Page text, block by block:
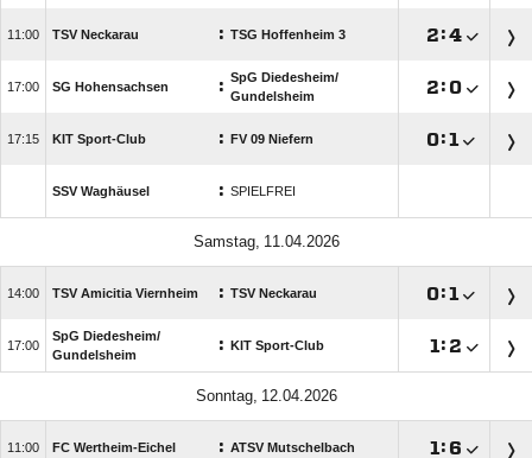
 TSV Neckarau : TSG Hoffenheim 3 :
 SG Hohensachsen : SpG Diedesheim/​
Gundelsheim
: 
 KIT Sport-Club : FV 09 Niefern :
SSV Waghäusel : SPIELFREI
 
 TSV Amicitia Viernheim : TSV Neckarau :

SpG Diedesheim/​
Gundelsheim
: KIT Sport-Club  : 
 
 FC Wertheim-Eichel : ATSV Mutschelbach  : 